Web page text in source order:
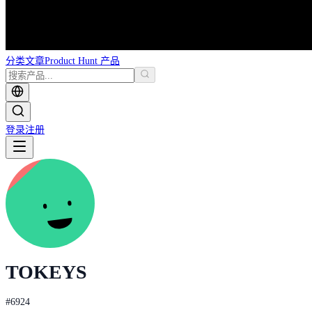
分类文章Product Hunt 产品
登录注册
TOKEYS
#6924